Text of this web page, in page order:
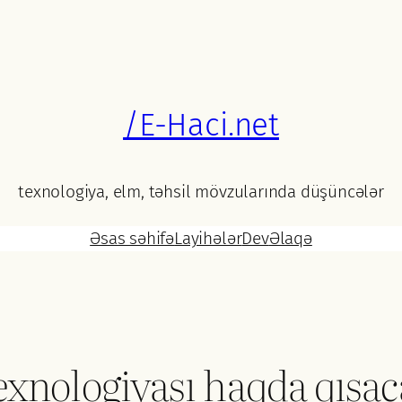
/E-Haci.net
texnologiya, elm, təhsil mövzularında düşüncələr
Əsas səhifəLayihələrDevƏlaqə
haqda